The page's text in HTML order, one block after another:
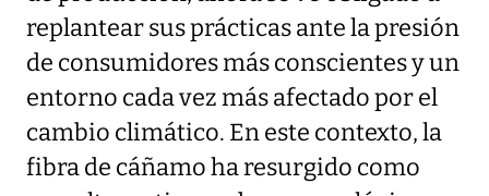
replantear sus prácticas ante la presión
de consumidores más conscientes y un
entorno cada vez más afectado por el
cambio climático. En este contexto, la
fibra de cáñamo ha resurgido como